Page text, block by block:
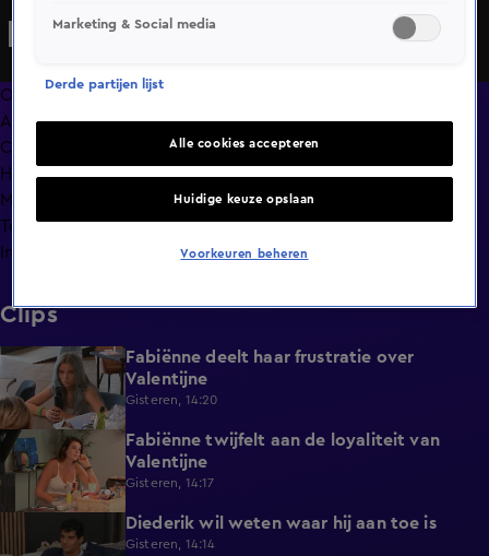
Overzicht
Afleveringen
Clips
Hoe is het nu met?
Macdate met Nick Eshuis
Terugblik
Info
Clips
0:29
Fabiënne deelt haar frustratie over
Valentijne
Gisteren, 14:20
0:58
Fabiënne twijfelt aan de loyaliteit van
Valentijne
Gisteren, 14:17
Diederik wil weten waar hij aan toe is
Gisteren, 14:14
Marketing & Social media
Derde partijen lijst
Alle cookies accepteren
Huidige keuze opslaan
Voorkeuren beheren